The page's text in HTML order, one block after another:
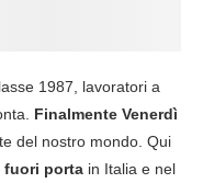
1987, lavoratori a
Finalmente Venerdì
del nostro mondo. Qui
fuori portain Italia e nel